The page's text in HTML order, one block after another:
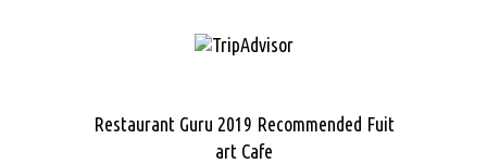
Restaurant Guru 2019 Recommended Fuit
art Cafe